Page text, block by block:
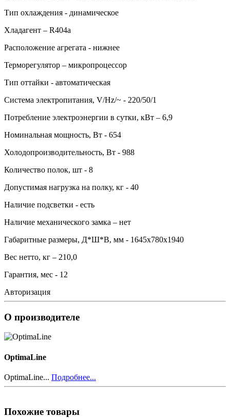
Тип охлаждения - динамическое
Хладагент – R404a
Расположение агрегата - нижнее
Терморегулятор – микропроцессор
Тип оттайки - автоматическая
Система электропитания, V/Hz/~ - 220/50/1
Потребление электроэнергии в сутки, кВт – 6,9
Номинальная мощность, Вт - 654
Холодопроизводительность, Вт - 988
Количество полок, шт - 8
Допустимая нагрузка на полку, кг - 40
Наличие подсветки - есть
Наличие механического замка – нет
Габаритные размеры, Д*Ш*В, мм - 1645х780х1940
Вес нетто, кг – 210,0
Гарантия, мес - 12
Авторизация
О производителе
OptimaLine
OptimaLine... Подробнее...
Похожие товары